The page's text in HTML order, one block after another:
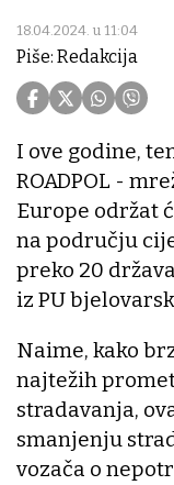
18.04.2024. u 11:04
Piše: Redakcija
I ove godine,
ROADPOL -
Europe održat
na području
preko 20
iz PU
Naime, kako
najtežih
stradavanja,
smanjenju
vozača o